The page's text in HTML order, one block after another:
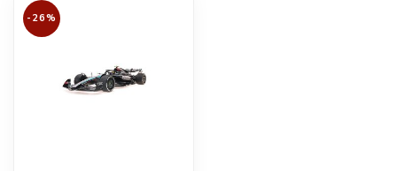
-26%